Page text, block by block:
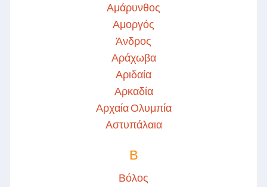
Αμάρυνθος
Αμοργός
Άνδρος
Αράχωβα
Αριδαία
Αρκαδία
Αρχαία Ολυμπία
Αστυπάλαια
Β
Βόλος